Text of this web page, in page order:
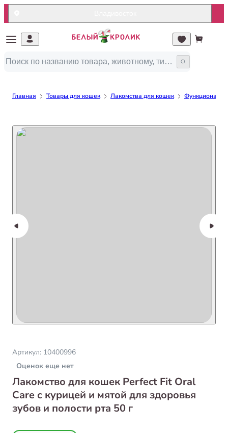
Главная Товары для кошек Лакомства для кошек
Артикул: 10400996
Оценок еще нет
Лакомство для кошек Perfect Fit Oral
Care с курицей и мятой для здоровья
зубов и полости рта 50 г